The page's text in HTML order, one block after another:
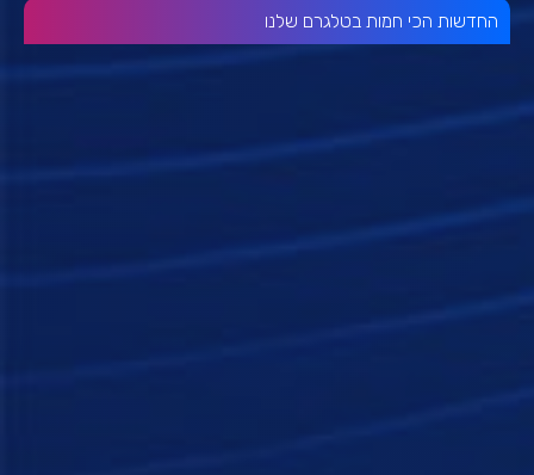
החדשות הכי חמות בטלגרם שלנו